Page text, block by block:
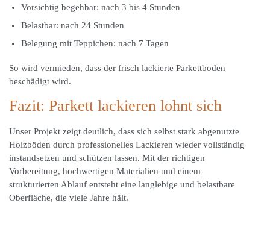
Vorsichtig begehbar: nach 3 bis 4 Stunden
Belastbar: nach 24 Stunden
Belegung mit Teppichen: nach 7 Tagen
So wird vermieden, dass der frisch lackierte Parkettboden
beschädigt wird.
Fazit: Parkett lackieren lohnt sich
Unser Projekt zeigt deutlich, dass sich selbst stark abgenutzte
Holzböden durch professionelles Lackieren wieder vollständig
instandsetzen und schützen lassen. Mit der richtigen
Vorbereitung, hochwertigen Materialien und einem
strukturierten Ablauf entsteht eine langlebige und belastbare
Oberfläche, die viele Jahre hält.